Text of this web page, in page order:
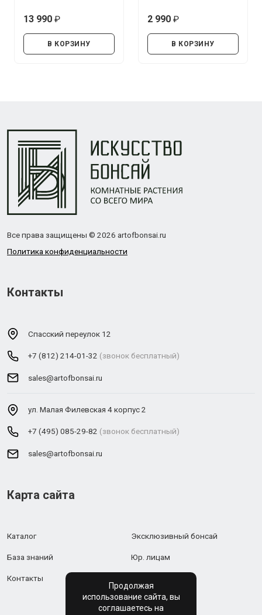
13 990
В КОРЗИНУ
2 990
В КОРЗИНУ
Все права защищены © 2026 artofbonsai.ru
Политика конфиденциальности
Контакты
Спасский переулок 12
+7 (812) 214-01-32 (звонок бесплатный)
sales@artofbonsai.ru
ул. Малая Филевская 4 корпус 2
+7 (495) 085-29-82 (звонок бесплатный)
sales@artofbonsai.ru
Карта сайта
Каталог Эксклюзивный бонсай
База знаний Юр. лицам
Контакты
Продолжая
использование сайта, вы
соглашаетесь на